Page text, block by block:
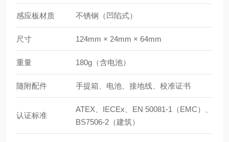
感应板材质 不锈钢（凹陷式）
尺寸 124mm × 24mm × 64mm
重量 180g（含电池）
随附配件 手提箱、电池、接地线、校准证书
认证标准
ATEX、IECEx、EN 50081-1（EMC）、
BS7506-2（建筑）